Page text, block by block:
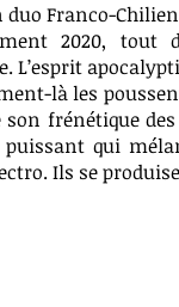
duo Franco-
2020, tout
L’esprit
là les
son frénétique
qui
Ils se